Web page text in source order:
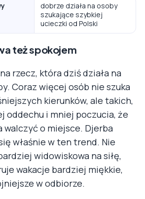
dobrze działa na osoby
szukające szybkiej
ucieczki od Polski
też spokojem
rzecz, która dziś działa na
Coraz więcej osób nie szuka
kierunków, ale takich,
oddechu i mniej poczucia, że
walczyć o miejsce. Djerba
właśnie w ten trend. Nie
widowiskowa na siłę,
wakacje bardziej miękkie,
w odbiorze.